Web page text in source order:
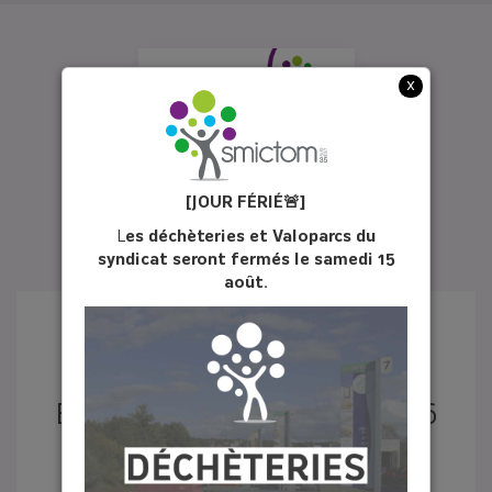
x
[JOUR FÉ RIÉ🚨]
Les déchèteries et Valoparcs du
syndicat seront fermés le samedi 15
août.
ÉCHO DU TRI N°31 - JUIN 2026